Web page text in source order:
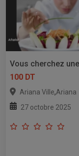
Vous cherchez
100 DT
Ariana Ville,Ariana
27 octobre 2025